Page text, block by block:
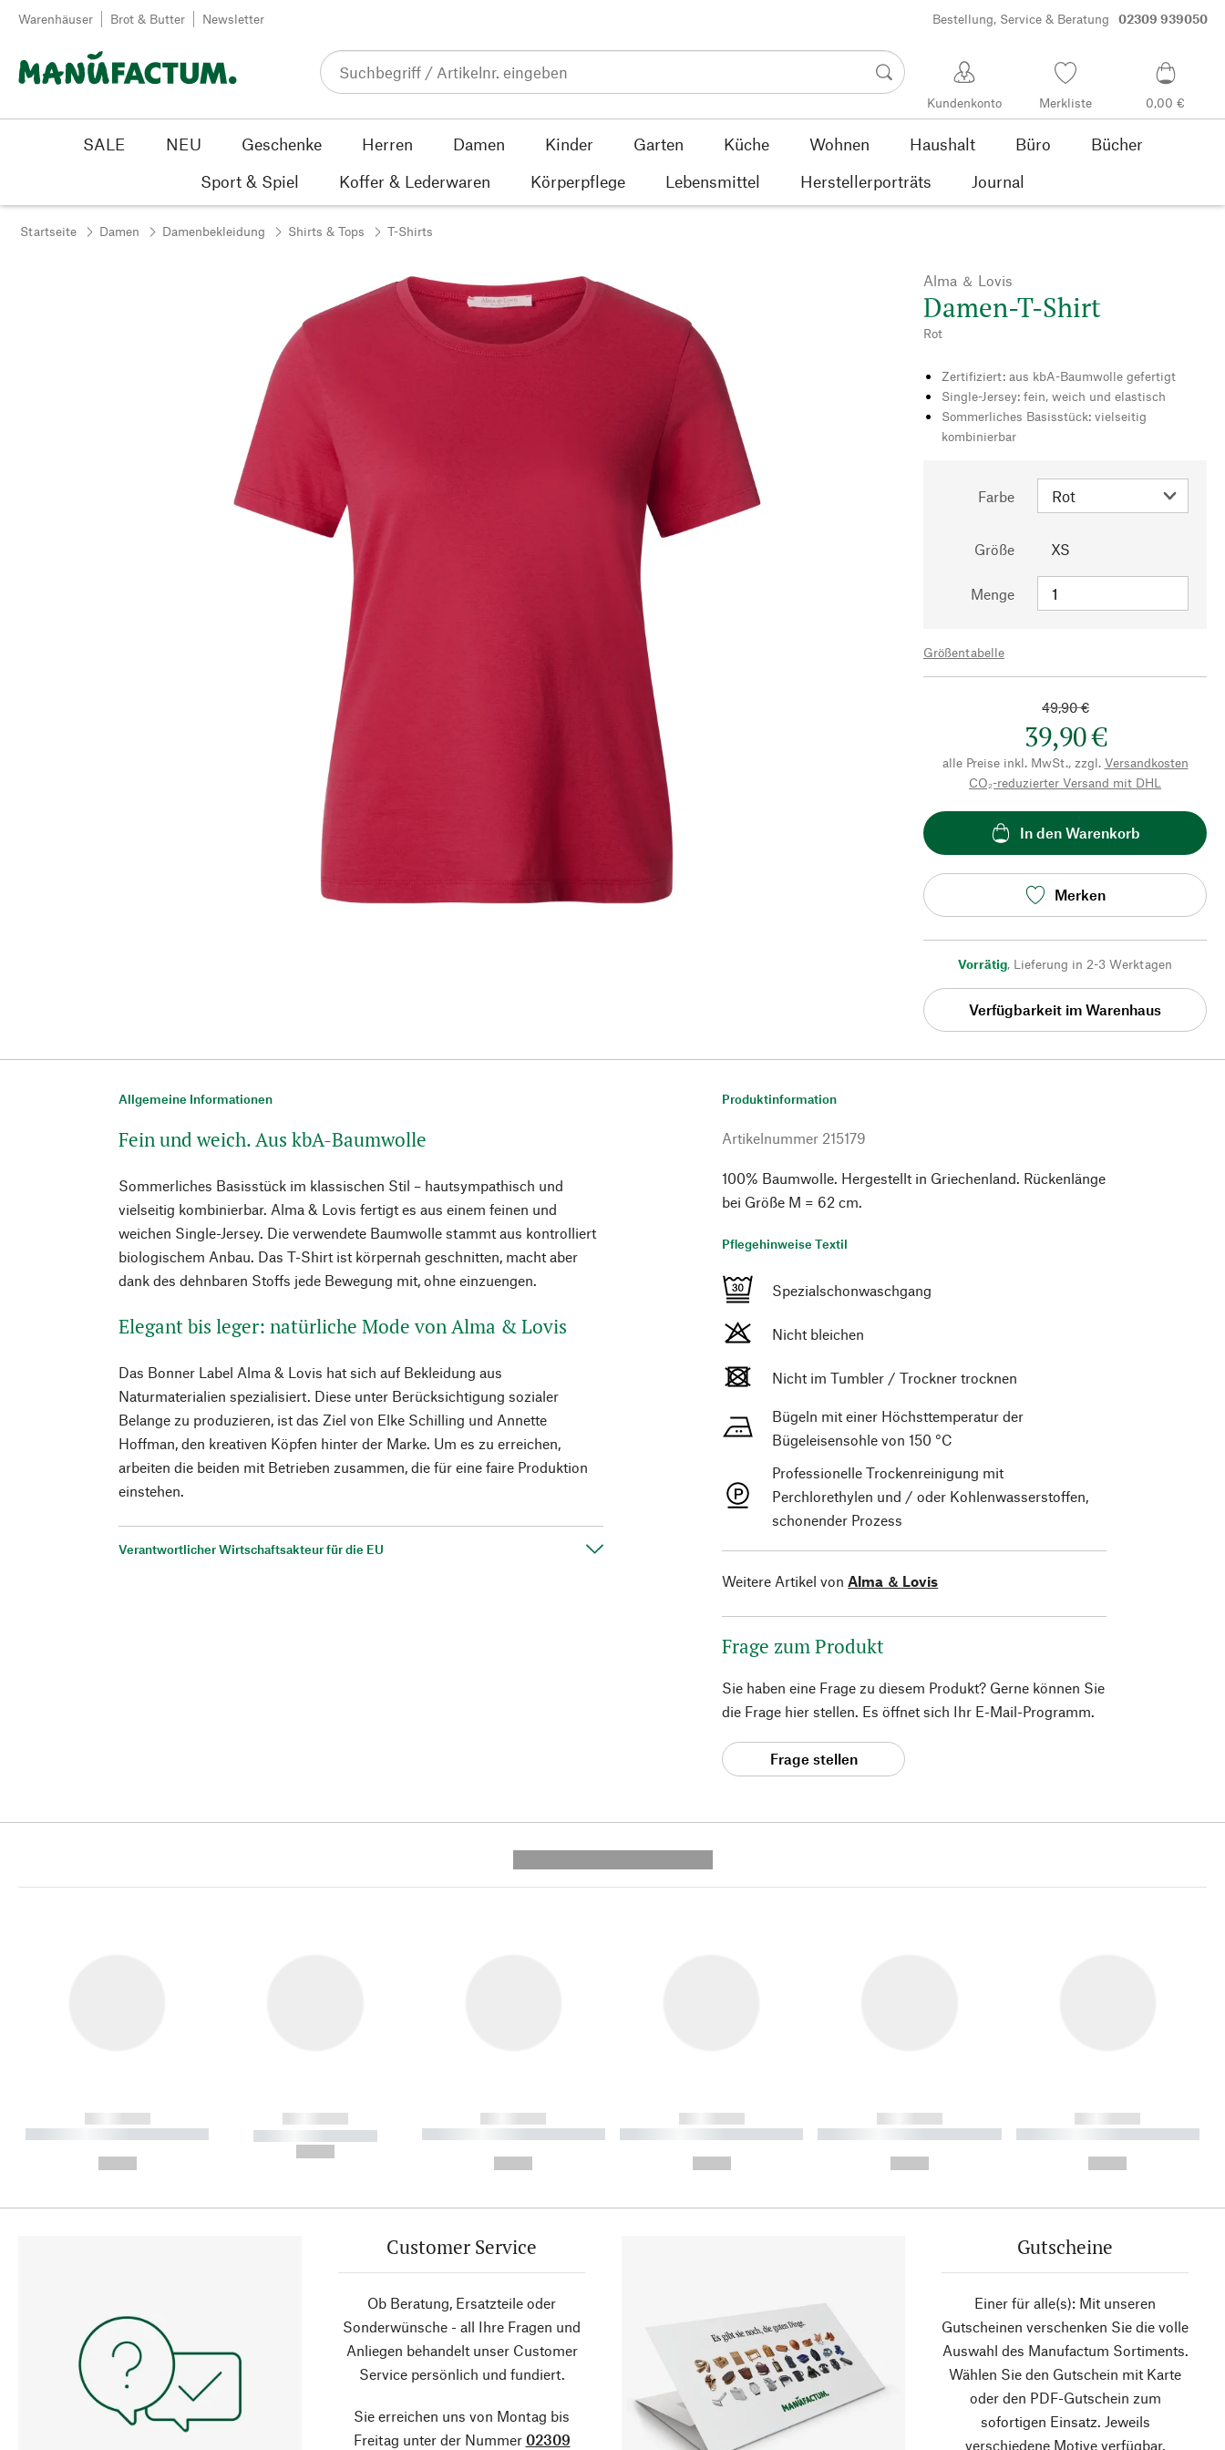
Zum Inhalt springen
Warenhäuser Brot & Butter Newsletter Bestellung, Service & Beratung 02309 939050
Kundenkonto Merkliste 0,00 €
SALE NEU Geschenke Herren Damen Kinder Garten Küche Wohnen Haushalt Büro
Bücher
Sport & Spiel
Koffer & Lederwaren Körperpflege Lebensmittel Herstellerporträts Journal
Startseite Damen Damenbekleidung Shirts & Tops T-Shirts
Alma ＆ Lovis
Damen-T-Shirt
Rot
Zertifiziert: aus kbA-Baumwolle gefertigt
Single-Jersey: fein, weich und elastisch
Sommerliches Basisstück: vielseitig
kombinierbar
Farbe
Größe XS
Menge
Größentabelle
49,90 €
39,90 €
alle Preise inkl. MwSt., zzgl. Versandkosten
CO₂-reduzierter Versand mit DHL
In den Warenkorb
Merken
Vorrätig, Lieferung in 2-3 Werktagen
Verfügbarkeit im Warenhaus
Allgemeine Informationen
Fein und weich. Aus kbA-Baumwolle
Sommerliches Basisstück im klassischen Stil – hautsympathisch und
vielseitig kombinierbar. Alma & Lovis fertigt es aus einem feinen und
weichen Single-Jersey. Die verwendete Baumwolle stammt aus kontrolliert
biologischem Anbau. Das T-Shirt ist körpernah geschnitten, macht aber
dank des dehnbaren Stoffs jede Bewegung mit, ohne einzuengen.
Elegant bis leger: natürliche Mode von Alma & Lovis
Das Bonner Label Alma & Lovis hat sich auf Bekleidung aus
Naturmaterialien spezialisiert. Diese unter Berücksichtigung sozialer
Belange zu produzieren, ist das Ziel von Elke Schilling und Annette
Hoffman, den kreativen Köpfen hinter der Marke. Um es zu erreichen,
arbeiten die beiden mit Betrieben zusammen, die für eine faire Produktion
einstehen.
Verantwortlicher Wirtschaftsakteur für die EU
Produktinformation
Artikelnummer 215179
100% Baumwolle. Hergestellt in Griechenland. Rückenlänge
bei Größe M = 62 cm.
Pflegehinweise Textil
Spezialschonwaschgang
Nicht bleichen
Nicht im Tumbler / Trockner trocknen
Bügeln mit einer Höchsttemperatur der
Bügeleisensohle von 150 °C
Professionelle Trockenreinigung mit
Perchlorethylen und / oder Kohlenwasserstoffen,
schonender Prozess
Weitere Artikel von Alma ＆ Lovis
Frage zum Produkt
Sie haben eine Frage zu diesem Produkt? Gerne können Sie
die Frage hier stellen. Es öffnet sich Ihr E-Mail-Programm.
Frage stellen
------------
----------- ----------- ----------
------------
----------- -----------
------------
----------- ----------- ----------
------------
----------- ----------- ----------
------------
----------- ----------- ----------
------------
----------- ----------- ----------
Customer Service
Ob Beratung, Ersatzteile oder
Sonderwünsche - all Ihre Fragen und
Anliegen behandelt unser Customer
Service persönlich und fundiert.
Sie erreichen uns von Montag bis
Freitag unter der Nummer 02309
Gutscheine
Einer für alle(s): Mit unseren
Gutscheinen verschenken Sie die volle
Auswahl des Manufactum Sortiments.
Wählen Sie den Gutschein mit Karte
oder den PDF-Gutschein zum
sofortigen Einsatz. Jeweils
verschiedene Motive verfügbar.